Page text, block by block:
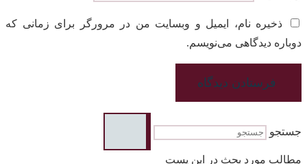
ذخیره نام، ایمیل و وبسایت من در مرورگر برای زمانی که
دوباره دیدگاهی می‌نویسم.
جستجو
مطالب مورد بحث در این پست